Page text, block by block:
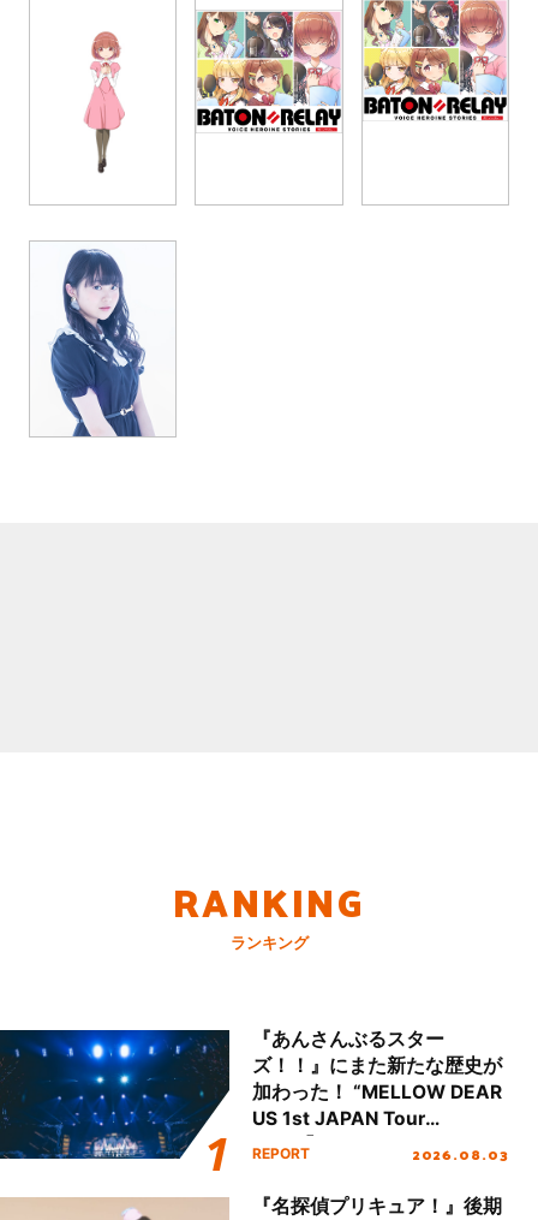
RANKING
ランキング
『あんさんぶるスター
ズ！！』にまた新たな歴史が
加わった！ “MELLOW DEAR
US 1st JAPAN Tour
Final「NICE to meet YOU
ート!!
REPORT 2026.08.03
『名探偵プリキュア！』後期